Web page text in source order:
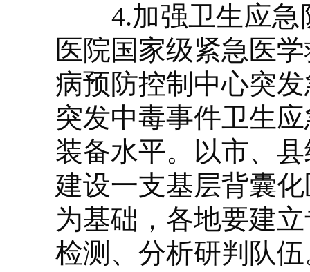
4.加强卫生应急
医院国家级紧急医
病预防控制中心突
突发中毒事件卫生
装备水平。以市、
建设一支基层背囊
为基础，各地要建
检测、分析研判队